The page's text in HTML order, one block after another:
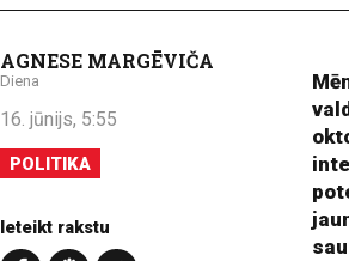
AGNESE MARGĒVIČA
Diena
16. jūnijs, 5:55
POLITIKA
Ieteikt rakstu